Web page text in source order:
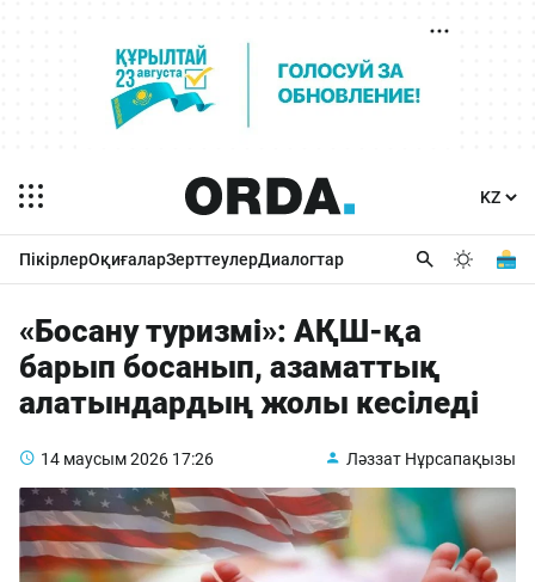
ПікірлерОқиғаларЗерттеулерДиалогтар
«Босану туризмі»: АҚШ-қа
барып босанып, азаматтық
алатындардың жолы кесіледі
14 маусым 2026 17:26 Ләззат Нұрсапақызы